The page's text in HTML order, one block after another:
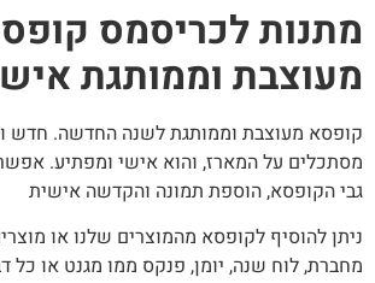
מתנות לכריסמס
מעוצבת וממותגת
קופסא מעוצבת וממותגת לשנה החדשה. חדש
מסתכלים על המארז, והוא אישי ומפתיע.
גבי הקופסא, הוספת תמונה והקדשה אישית
ניתן להוסיף לקופסא מהמוצרים שלנו או
מחברת, לוח שנה, יומן, פנקס ממו מגנט או כל